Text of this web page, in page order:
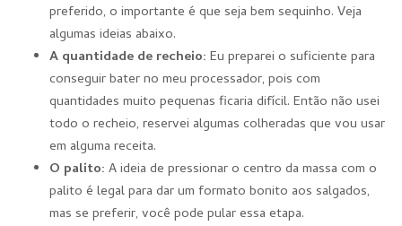
preferido, o importante é que seja bem sequinho. Veja
algumas ideias abaixo.
A quantidade de recheio: Eu preparei o suficiente para
conseguir bater no meu processador, pois com
quantidades muito pequenas ficaria difícil. Então não usei
todo o recheio, reservei algumas colheradas que vou usar
em alguma receita.
O palito: A ideia de pressionar o centro da massa com o
palito é legal para dar um formato bonito aos salgados,
mas se preferir, você pode pular essa etapa.